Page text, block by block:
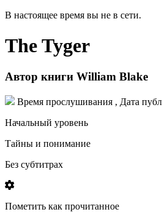
В настоящее время вы не в сети.
The Tyger
Автор книги William Blake
Время прослушивания , Дата
Начальный уровень
Тайны и понимание
Без субтитрах
Пометить как прочитанное